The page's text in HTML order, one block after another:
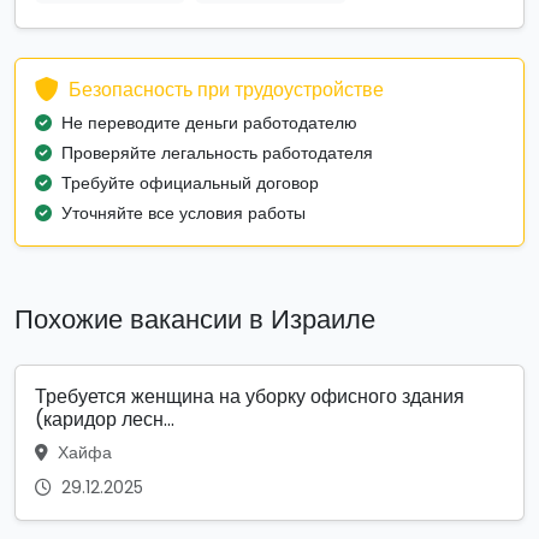
Безопасность при трудоустройстве
Не переводите деньги работодателю
Проверяйте легальность работодателя
Требуйте официальный договор
Уточняйте все условия работы
Похожие вакансии в Израиле
Требуется женщина на уборку офисного здания
(каридор лесн...
Хайфа
29.12.2025